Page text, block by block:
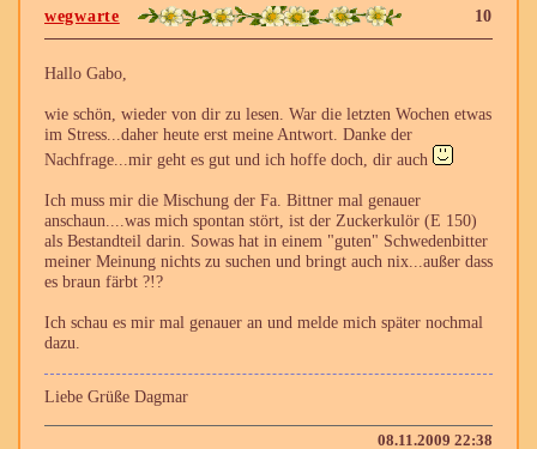
10
wegwarte
Hallo Gabo,
wie schön, wieder von dir zu lesen. War die letzten Wochen etwas
im Stress...daher heute erst meine Antwort. Danke der
Nachfrage...mir geht es gut und ich hoffe doch, dir auch
Ich muss mir die Mischung der Fa. Bittner mal genauer
anschaun....was mich spontan stört, ist der Zuckerkulör (E 150)
als Bestandteil darin. Sowas hat in einem "guten" Schwedenbitter
meiner Meinung nichts zu suchen und bringt auch nix...außer dass
es braun färbt ?!?
Ich schau es mir mal genauer an und melde mich später nochmal
dazu.
Liebe Grüße Dagmar
08.11.2009 22:38